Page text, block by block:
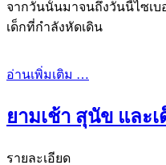
จากวันนั้นมาจนถึงวันนี้ไซเ
เด็กที่กำลังหัดเดิน
อ่านเพิ่มเติม …
ยามเช้า สุนัข และเ
รายละเอียด